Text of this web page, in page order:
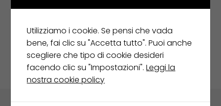
Ritorna al negozio
Utilizziamo i cookie. Se pensi che vada
bene, fai clic su "Accetta tutto". Puoi anche
scegliere che tipo di cookie desideri
facendo clic su "Impostazioni".Leggi la
nostra cookie policy